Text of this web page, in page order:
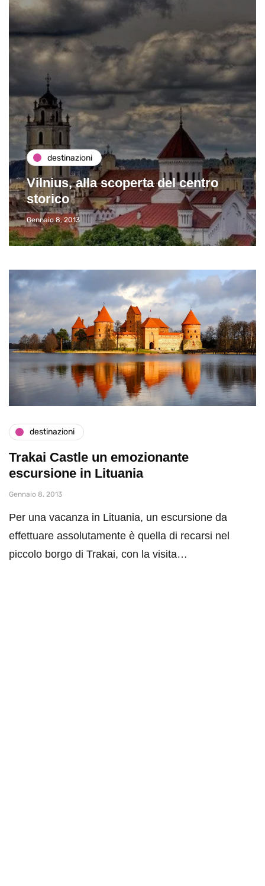
destinazioni
Vilnius, alla scoperta del centro
storico
Gennaio 8, 2013
destinazioni
Trakai Castle un emozionante
escursione in Lituania
Gennaio 8, 2013
Per una vacanza in Lituania, un escursione da
effettuare assolutamente è quella di recarsi nel
piccolo borgo di Trakai, con la visita…